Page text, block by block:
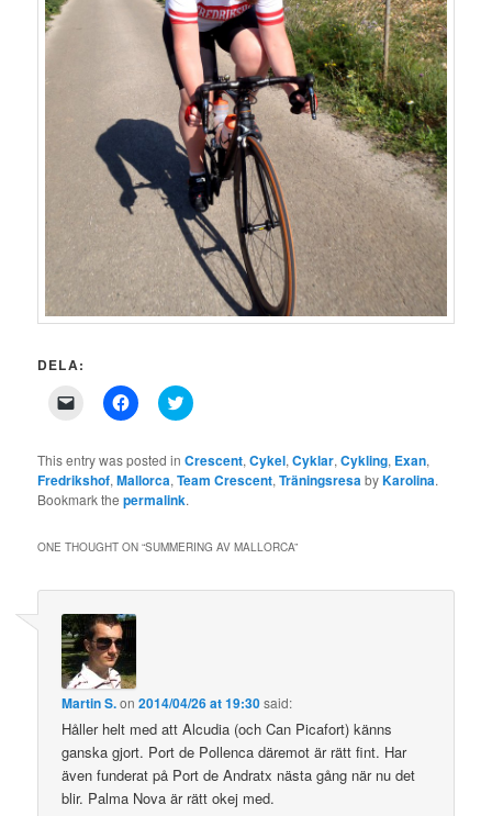
DELA:
Click
link
to
a
friend
(Opens
new
window)
Click
to
Facebook
(Opens
in
new
Click
to
Twitter
(Opens
in
new
This entry was posted inCrescent,Cykel,Cyklar,Cykling, Exan,
Fredrikshof,Mallorca,Team Crescent,TräningsresabyKarolina.
Bookmark thepermalink.
ONE THOUGHT ON “SUMMERING AV MALLORCA”
Martin S.on2014/04/26 at 19:30said:
Håller helt med att Alcudia (och Can Picafort) känns
ganska gjort. Port de Pollenca däremot är rätt fint. Har
även funderat på Port de Andratx nästa gång när nu det
blir. Palma Nova är rätt okej med.